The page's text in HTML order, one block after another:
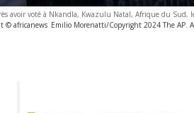
avoir voté à Nkandla, Kwazulu Natal, Afrique du Sud,
© africanews Emilio Morenatti/Copyright 2024 The AP.